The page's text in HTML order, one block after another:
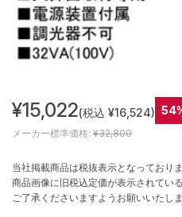
¥15,022(税込 ¥16,524)
メーカー標準価格: ¥32,800
当社掲載商品は税抜表示となっておりま
商品画像に旧税込定価が表示されてい
ご了承くださいますようお願いいたしま